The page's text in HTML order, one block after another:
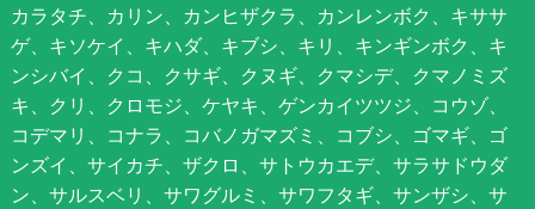
カラタチ、カリン、カンヒザクラ、カンレンボク、キササ
ゲ、キソケイ、キハダ、キブシ、キリ、キンギンボク、キ
ンシバイ、クコ、クサギ、クヌギ、クマシデ、クマノミズ
キ、クリ、クロモジ、ケヤキ、ゲンカイツツジ、コウゾ、
コデマリ、コナラ、コバノガマズミ、コブシ、ゴマギ、ゴ
ンズイ、サイカチ、ザクロ、サトウカエデ、サラサドウダ
ン、サルスベリ、サワグルミ、サワフタギ、サンザシ、サ